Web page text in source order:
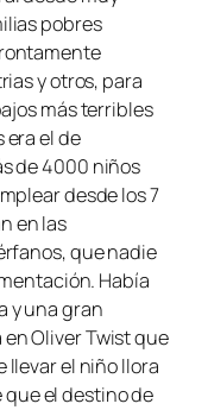
pobres
y otros, para
más terribles
era el de
de 4000 niños
desde los 7
en las
que nadie
Había
y una gran
enOliver Twistque
el niño llora
el destino de